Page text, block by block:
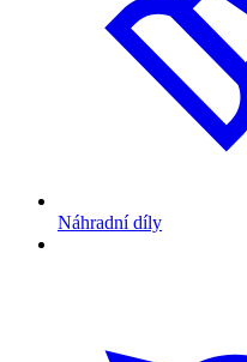
Náhradní díly